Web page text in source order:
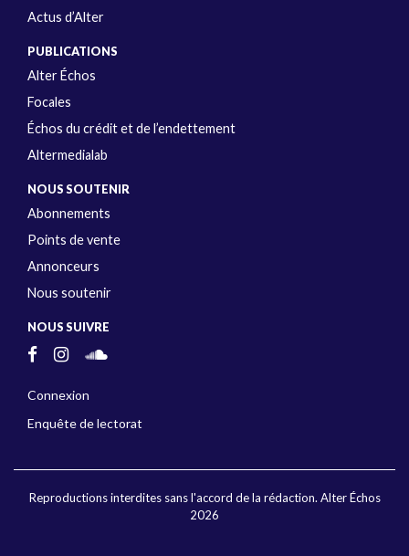
Actus d’Alter
PUBLICATIONS
Alter Échos
Focales
Échos du crédit et de l’endettement
Altermedialab
NOUS SOUTENIR
Abonnements
Points de vente
Annonceurs
Nous soutenir
NOUS SUIVRE
Connexion
Enquête de lectorat
Reproductions interdites sans l'accord de la rédaction. Alter Échos
2026